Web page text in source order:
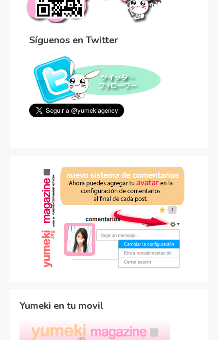
Síguenos en Twitter
Yumeki en tu movil